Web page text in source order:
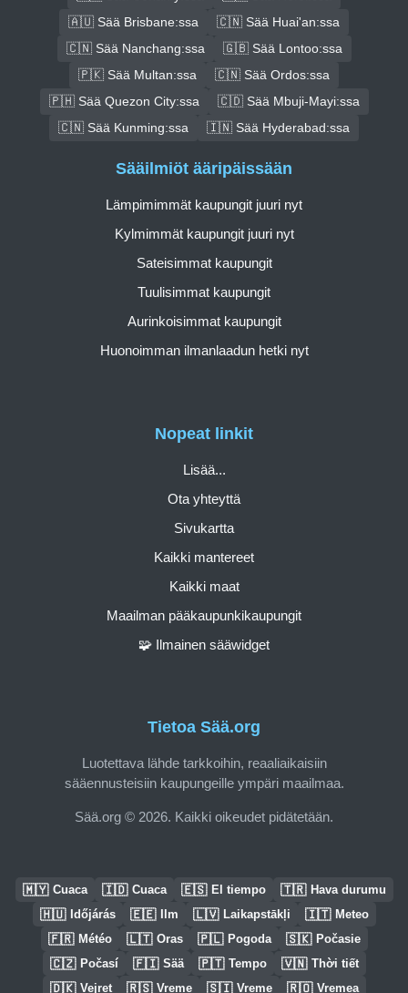
🇦🇺 Sää Brisbane:ssa
🇨🇳 Sää Huai'an:ssa
🇨🇳 Sää Nanchang:ssa
🇬🇧 Sää Lontoo:ssa
🇵🇰 Sää Multan:ssa
🇨🇳 Sää Ordos:ssa
🇵🇭 Sää Quezon City:ssa
🇨🇩 Sää Mbuji-Mayi:ssa
🇨🇳 Sää Kunming:ssa
🇮🇳 Sää Hyderabad:ssa
Tietoa Sää.org
Luotettava lähde tarkkoihin, reaaliaikaisiin
sääennusteisiin kaupungeille ympäri maailmaa.
Sää.org © 2026. Kaikki oikeudet pidätetään.
Nopeat linkit
Lisää...
Ota yhteyttä
Sivukartta
Kaikki mantereet
Kaikki maat
Maailman pääkaupunkikaupungit
🧩 Ilmainen sääwidget
Sääilmiöt ääripäissään
Lämpimimmät kaupungit juuri nyt
Kylmimmät kaupungit juuri nyt
Sateisimmat kaupungit
Tuulisimmat kaupungit
Aurinkoisimmat kaupungit
Huonoimman ilmanlaadun hetki nyt
🇲🇾 Cuaca 🇮🇩 Cuaca 🇪🇸 El tiempo 🇹🇷 Hava durumu
🇭🇺 Időjárás 🇪🇪 Ilm 🇱🇻 Laikapstākļi 🇮🇹 Meteo
🇫🇷 Météo 🇱🇹 Oras 🇵🇱 Pogoda 🇸🇰 Počasie
🇨🇿 Počasí 🇫🇮 Sää 🇵🇹 Tempo 🇻🇳 Thời tiết
🇩🇰 Vejret 🇷🇸 Vreme 🇸🇮 Vreme 🇷🇴 Vremea